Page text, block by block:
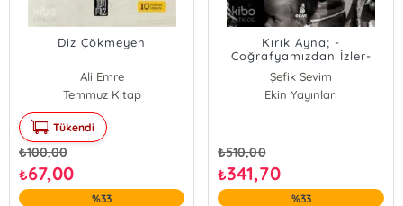
Diz Çökmeyen
Ali Emre
Temmuz Kitap
Tükendi
₺100,00
₺67,00
%33
Kırık Ayna; -
Coğrafyamızdan İzler-
Şefik Sevim
Ekin Yayınları
₺510,00
₺341,70
%33